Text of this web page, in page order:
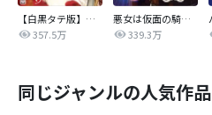
【白黒タテ版】孕むまで乱れいけ～身代わり花嫁と軍服の猛愛
357.5万
悪女は仮面の騎士に騙されない
339.3万
同じジャンルの人気作品